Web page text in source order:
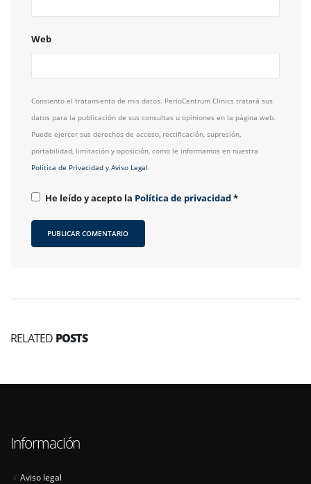
Web
Consiento el tratamiento de mis datos. PerioCentrum Clinics tratará sus
datos para la publicación de sus consultas u opiniones en la página web.
Puede ejercer sus derechos de acceso, rectificación, supresión,
portabilidad, limitación y oposición, como le informamos en nuestra
Política de Privacidad y Aviso Legal.
He leído y acepto la Política de privacidad*
RELATED POSTS
Información
Aviso legal